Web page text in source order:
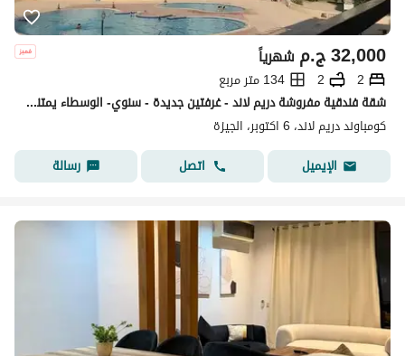
ج.م32,000 شهرياً
2
2
134 متر مربع
شقة فندقية مفروشة دريم لاند - غرفتين جديدة - سنوي- الوسطاء يمتنعون
كومباوند دريم لاند، 6 اكتوبر، الجيزة
الإيميل
اتصل رسالة